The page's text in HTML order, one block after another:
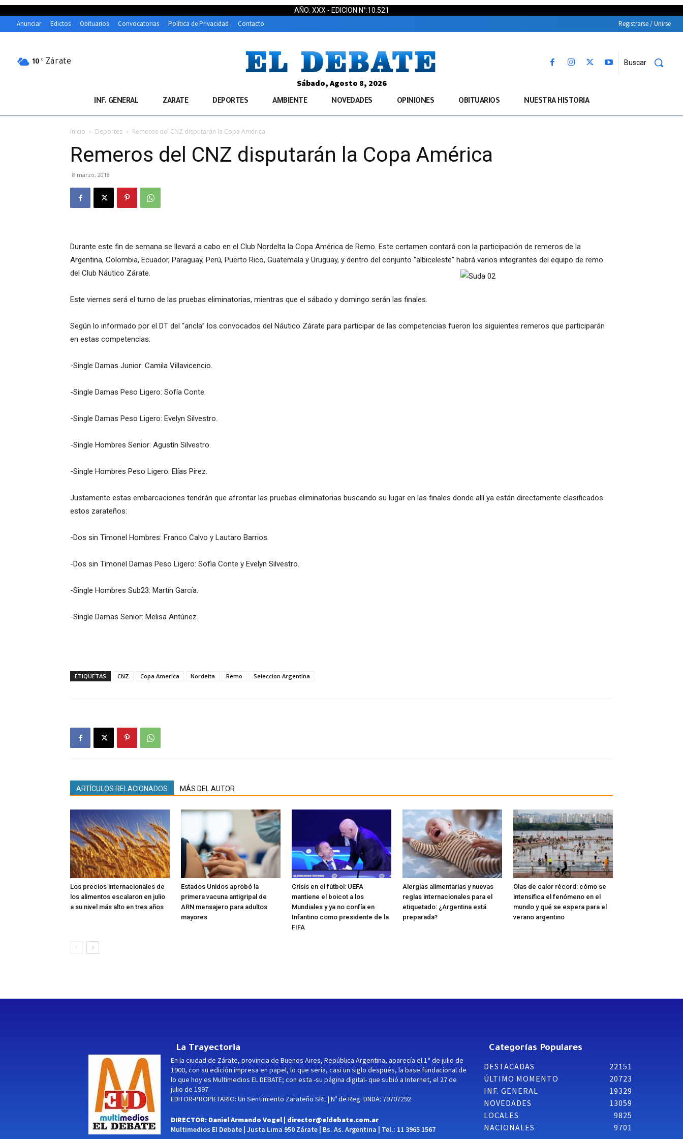
AÑO: XXX - EDICION N°:10.521
Anunciar Edictos Obituarios Convocatorias Política de Privacidad Contacto Registrarse / Unirse
10 C Zárate Buscar
Sábado, Agosto 8, 2026
INF. GENERAL ZARATE DEPORTES AMBIENTE NOVEDADES OPINIONES OBITUARIOS NUESTRA HISTORIA
Inicio Deportes Remeros del CNZ disputarán la Copa América
Remeros del CNZ disputarán la Copa América
8 marzo, 2018
Durante este fin de semana se llevará a cabo en el Club Nordelta la Copa América de Remo. Este certamen contará con la participación de remeros de la
Argentina, Colombia, Ecuador, Paraguay, Perú, Puerto Rico, Guatemala y Uruguay, y dentro del conjunto “albiceleste” habrá varios integrantes del equipo de remo
del Club Náutico Zárate.
Este viernes será el turno de las pruebas eliminatorias, mientras que el sábado y domingo serán las finales.
Según lo informado por el DT del “ancla” los convocados del Náutico Zárate para participar de las competencias fueron los siguientes remeros que participarán
en estas competencias:
-Single Damas Junior: Camila Villavicencio.
-Single Damas Peso Ligero: Sofía Conte.
-Single Damas Peso Ligero: Evelyn Silvestro.
-Single Hombres Senior: Agustín Silvestro.
-Single Hombres Peso Ligero: Elías Pirez.
Justamente estas embarcaciones tendrán que afrontar las pruebas eliminatorias buscando su lugar en las finales donde allí ya están directamente clasificados
estos zarateños:
-Dos sin Timonel Hombres: Franco Calvo y Lautaro Barrios.
-Dos sin Timonel Damas Peso Ligero: Sofìa Conte y Evelyn Silvestro.
-Single Hombres Sub23: Martín García.
-Single Damas Senior: Melisa Antúnez.
ETIQUETAS CNZ Copa America Nordelta Remo Seleccion Argentina
ARTÍCULOS RELACIONADOS MÁS DEL AUTOR
Los precios internacionales de
los alimentos escalaron en julio
a su nivel más alto en tres años
Estados Unidos aprobó la
primera vacuna antigripal de
ARN mensajero para adultos
mayores
Crisis en el fútbol: UEFA
mantiene el boicot a los
Mundiales y ya no confía en
Infantino como presidente de la
FIFA
Alergias alimentarias y nuevas
reglas internacionales para el
etiquetado: ¿Argentina está
preparada?
Olas de calor récord: cómo se
intensifica el fenómeno en el
mundo y qué se espera para el
verano argentino
La Trayectoria
En la ciudad de Zárate, provincia de Buenos Aires, República Argentina, aparecía el 1° de julio de
1900, con su edición impresa en papel, lo que sería, casi un siglo después, la base fundacional de
lo que hoy es Multimedios EL DEBATE; con esta -su página digital- que subió a Internet, el 27 de
julio de 1997.
EDITOR-PROPIETARIO: Un Sentimiento Zarateño SRL | Nº de Reg. DNDA: 79707292
DIRECTOR: Daniel Armando Vogel | director@eldebate.com.ar
Multimedios El Debate | Justa Lima 950 Zárate | Bs. As. Argentina | Tel.: 11 3965 1567
Categorías Populares
DESTACADAS
22151
ÚLTIMO MOMENTO
20723
INF. GENERAL
19329
NOVEDADES
13059
LOCALES
9825
NACIONALES
9701